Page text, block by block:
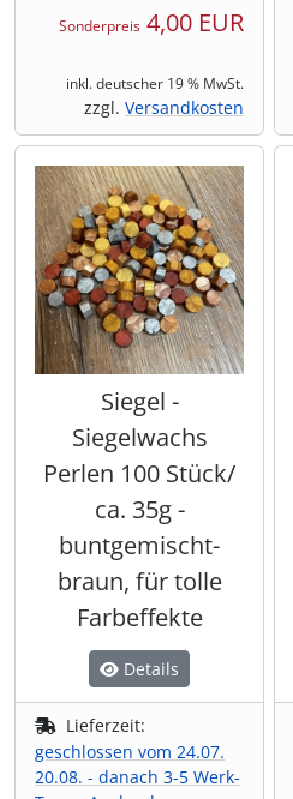
Sonderpreis 4,00 EUR
inkl. deutscher 19 % MwSt.
zzgl. Versandkosten
Siegel -
Siegelwachs
Perlen 100 Stück/
ca. 35g -
buntgemischt-
braun, für tolle
Farbeffekte
Details
Lieferzeit:
geschlossen vom 24.07.
20.08. - danach 3-5 Werk-